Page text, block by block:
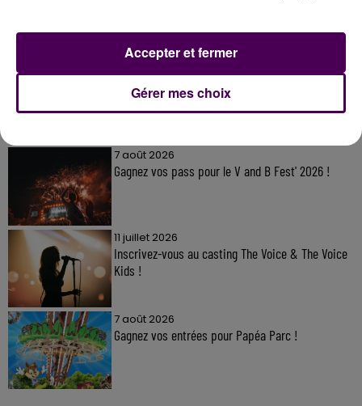
À LA UNE
7 août 2026
Gagnez vos pass pour le V and B Fest' 2026 !
11 juillet 2026
Inscrivez-vous au casting The Voice & The Voice
Kids !
7 août 2026
Gagnez vos entrées pour Papéa Parc !
Gérer mes choix
Accepter et fermer